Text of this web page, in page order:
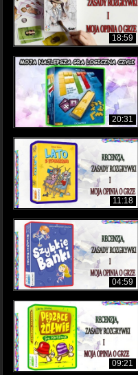
18:59
20:31
11:18
04:59
09:21